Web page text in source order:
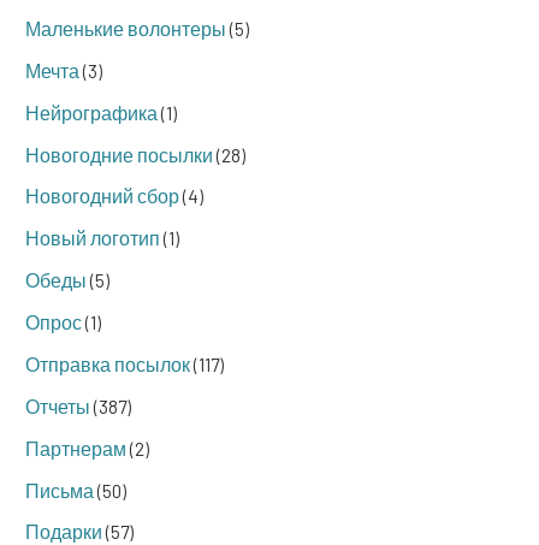
Маленькие волонтеры(5)
Мечта(3)
Нейрографика(1)
Новогодние посылки(28)
Новогодний сбор(4)
Новый логотип(1)
Обеды(5)
Опрос(1)
Отправка посылок(117)
Отчеты(387)
Партнерам(2)
Письма(50)
Подарки(57)